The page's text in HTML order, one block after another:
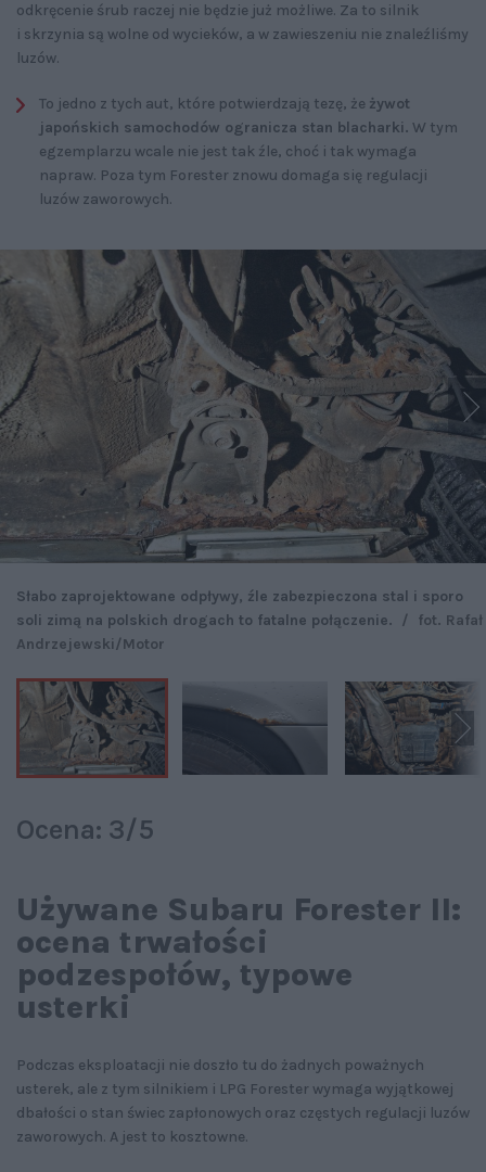
odkręcenie śrub raczej nie będzie już możliwe. Za to silnik
i skrzynia są wolne od wycieków, a w zawieszeniu nie znaleźliśmy
luzów.
To jedno z tych aut, które potwierdzają tezę, że żywot
japońskich samochodów ogranicza stan blacharki. W tym
egzemplarzu wcale nie jest tak źle, choć i tak wymaga
napraw. Poza tym Forester znowu domaga się regulacji
luzów zaworowych.
Słabo zaprojektowane odpływy, źle zabezpieczona stal i sporo
soli zimą na polskich drogach to fatalne połączenie. / fot. Rafał
Andrzejewski/Motor
Ocena: 3/5
Używane Subaru Forester II:
ocena trwałości
podzespołów, typowe
usterki
Podczas eksploatacji nie doszło tu do żadnych poważnych
usterek, ale z tym silnikiem i LPG Forester wymaga wyjątkowej
dbałości o stan świec zapłonowych oraz częstych regulacji luzów
zaworowych. A jest to kosztowne.